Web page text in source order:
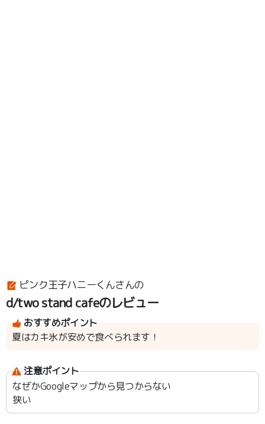
ピンク王子ハニーくんさんの
d/two stand cafeのレビュー
おすすめポイント
夏はカキ氷が安めで食べられます！
注意ポイント
なぜかGoogleマップから見つからない
狭い